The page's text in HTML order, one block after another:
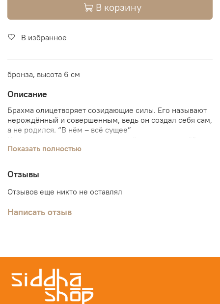
В корзину
В избранное
бронза, высота 6 см
Описание
Брахма олицетворяет созидающие силы. Его называют
нерождённый и совершенным, ведь он создал себя сам,
а не родился. “В нём – всё сущее”
это и есть Брахма. Расширяясь, он создаёт новый мир,
стихиями. В каждой частице того, что окружает
человека, заключён этот бог. Это бесконечная энергия,
дающая жизнь Вселенной.
Показать полностью
Отзывы
Отзывов еще никто не оставлял
Написать отзыв